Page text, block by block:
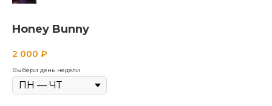
Honey Bunny
2 000 ₽
Выбери день недели